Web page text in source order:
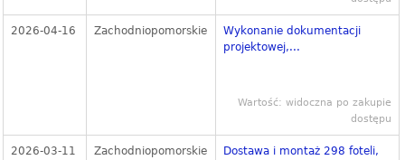
2026-04-16 Zachodniopomorskie
Wykonanie dokumentacji
projektowej,...
Wartość: widoczna po zakupie
dostępu
2026-03-11 Zachodniopomorskie
Dostawa i montaż 298 foteli,